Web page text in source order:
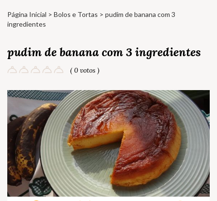
Página Inicial > Bolos e Tortas > pudim de banana com 3
ingredientes
pudim de banana com 3 ingredientes
( 0 votos )